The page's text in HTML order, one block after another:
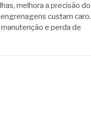
melhora a precisão do
custam caro.
e perda de